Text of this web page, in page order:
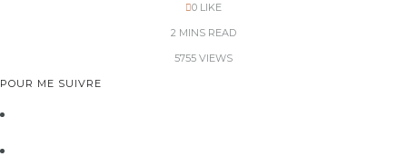
0 LIKE
2 MINS READ
5755 VIEWS
POUR ME SUIVRE